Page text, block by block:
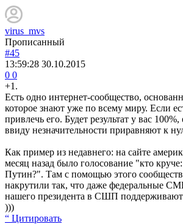
virus_mvs
Прописанный
#45
13:59:28 30.10.2015
0 0
+1.
Есть одно интернет-сообщество,
которое знают уже по всему миру. Если
привлечь его. Будет результат у вас
ввиду незначительности приравняют к
Как пример из недавнего: на сайте
месяц назад было голосование "кто
Путин?". Там с помощью этого
накрутили так, что даже федеральные
нашего президента в СШП
)))
“ Цитировать